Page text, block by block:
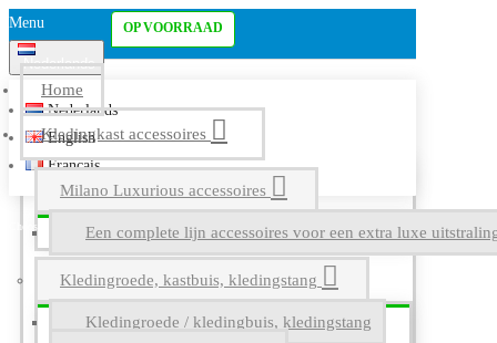
Menu
Nederlands
Nederlands
English
Français
Home
Kledingkast accessoires
Milano Luxurious accessoires
Een complete lijn accessoires voor een extra luxe
Kledingroede, kastbuis, kledingstang
Kledingroede / kledingbuis, kledingstang
OP VOORRAAD